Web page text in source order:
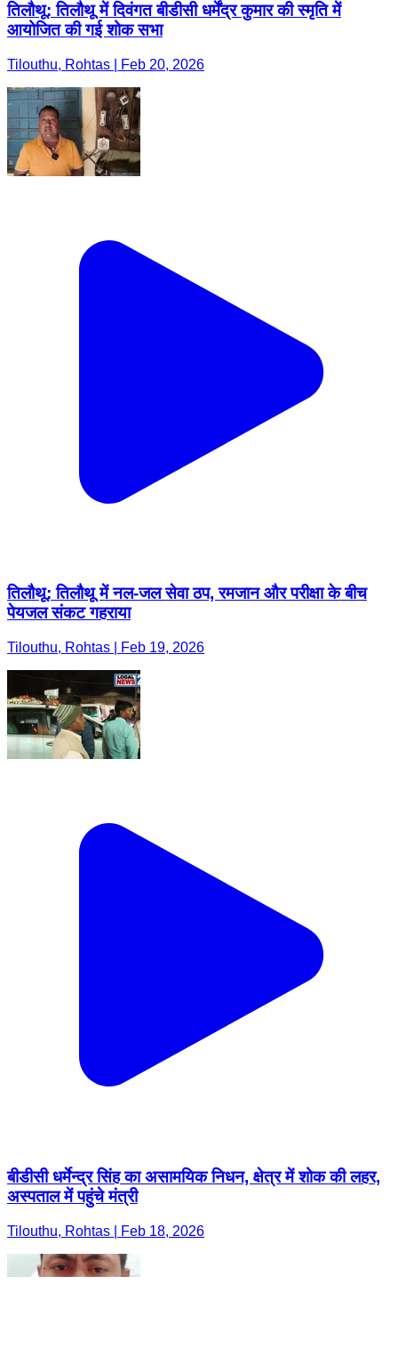
तिलौथू: तिलौथू में दिवंगत बीडीसी धर्मेंद्र कुमार की स्मृति में
आयोजित की गई शोक सभा
Tilouthu, Rohtas | Feb 20, 2026
तिलौथू: तिलौथू में नल-जल सेवा ठप, रमजान और परीक्षा के बीच
पेयजल संकट गहराया
Tilouthu, Rohtas | Feb 19, 2026
बीडीसी धर्मेन्द्र सिंह का असामयिक निधन, क्षेत्र में शोक की लहर,
अस्पताल में पहुंचे मंत्री
Tilouthu, Rohtas | Feb 18, 2026